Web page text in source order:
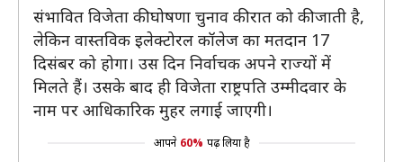
संभावित विजेता की घोषणा चुनाव की रात को की जाती है,
लेकिन वास्तविक इलेक्टोरल कॉलेज का मतदान 17
दिसंबर को होगा। उस दिन निर्वाचक अपने राज्यों में
मिलते हैं। उसके बाद ही विजेता राष्ट्रपति उम्मीदवार के
नाम पर आधिकारिक मुहर लगाई जाएगी।
आपने 60% पढ़ लिया है